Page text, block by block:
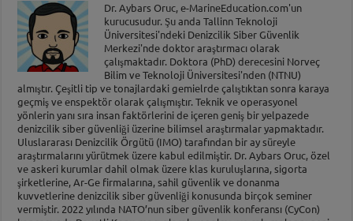
Dr. Aybars Oruc, e-MarineEducation.com'un
kurucusudur. Şu anda Tallinn Teknoloji
Üniversitesi'ndeki Denizcilik Siber Güvenlik
Merkezi'nde doktor araştırmacı olarak
çalışmaktadır. Doktora (PhD) derecesini Norveç
Bilim ve Teknoloji Üniversitesi'nden (NTNU)
almıştır. Çeşitli tip ve tonajlardaki gemielrde çalıştıktan sonra karaya
geçmiş ve enspektör olarak çalışmıştır. Teknik ve operasyonel
yönlerin yanı sıra insan faktörlerini de içeren geniş bir yelpazede
denizcilik siber güvenliği üzerine bilimsel araştırmalar yapmaktadır.
Uluslararası Denizcilik Örgütü (IMO) tarafından bir ay süreyle
araştırmalarını yürütmek üzere kabul edilmiştir. Dr. Aybars Oruc, özel
ve askeri kurumlar dahil olmak üzere klas kuruluşlarına, sigorta
şirketlerine, Ar-Ge firmalarına, sahil güvenlik ve donanma
kuvvetlerine denizcilik siber güvenliği konusunda birçok seminer
vermiştir. 2022 yılında NATO’nun siber güvenlik konferansı (CyCon)